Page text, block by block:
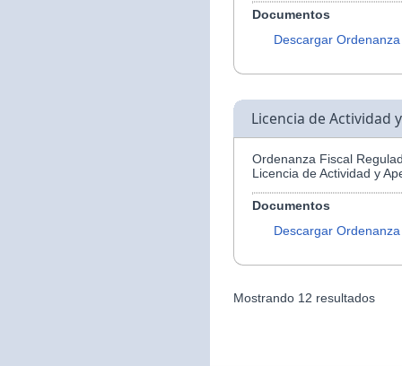
Documentos
Descargar Ordenanza
Licencia de Actividad
Ordenanza Fiscal
Licencia de Actividad y
Documentos
Descargar Ordenanza
Mostrando 12 resultados